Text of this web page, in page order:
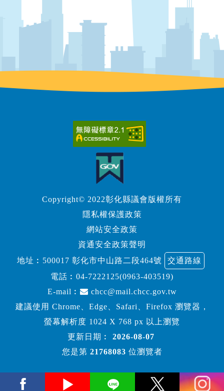
Copyright© 2022彰化縣議會版權所有
隱私權保護政策
網站安全政策
資通安全政策聲明
地址︰500017 彰化市中山路二段464號
交通路線
電話︰ 04-7222125(0963-403519)
E-mail︰
chcc@mail.chcc.gov.tw
建議使用 Chrome、Edge、Safari、Firefox 瀏覽器，
螢幕解析度 1024 X 768 px 以上瀏覽
更新日期︰
2026-08-07
您是第 21768083 位瀏覽者